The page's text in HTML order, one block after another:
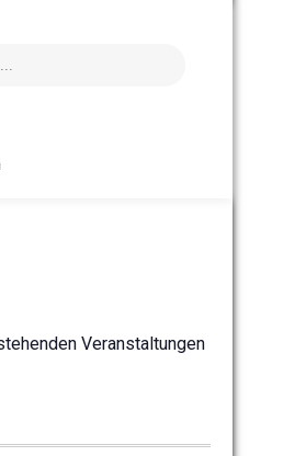
Veranstaltungen